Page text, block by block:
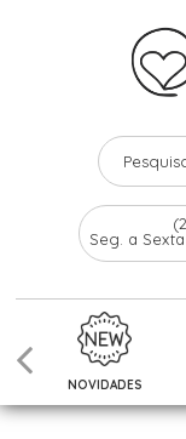
Seg. a
NOVIDADES